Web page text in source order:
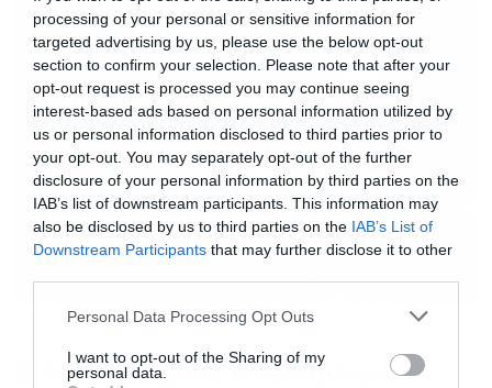
processing of your personal or sensitive information for
targeted advertising by us, please use the below opt-out
section to confirm your selection. Please note that after your
opt-out request is processed you may continue seeing
interest-based ads based on personal information utilized by
us or personal information disclosed to third parties prior to
your opt-out. You may separately opt-out of the further
disclosure of your personal information by third parties on the
IAB’s list of downstream participants. This information may
also be disclosed by us to third parties on the IAB’s List of
Downstream Participants that may further disclose it to other
Please note that this website/app uses one or more Google
not limited to your visit or usage behaviour. You may click to
grant or deny consent to Google and its third-party tags to
Personal Data Processing Opt Outs
I want to opt-out of the Sharing of my
personal data.
Διάθεση εισιτηρίων:
• Τηλεφωνικά στο 11876
• Online στοmore.com
• Φυσικά σημεία: Καταστήματα Νova, Public,
Media Markt, Ευριπίδης, Yoleni’s και Viva Spot
Τεχνόπολης
Μετά τη θριαμβευτική εμφάνισή τους
στο Release Athens 2022, όπου είχαμε την
Ο Glenn Hughes αποσύρθηκε